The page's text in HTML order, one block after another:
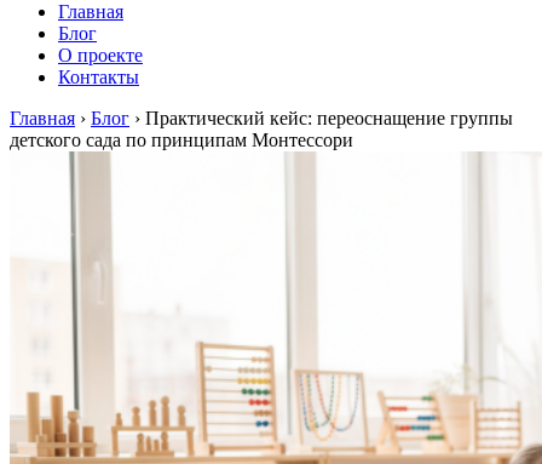
Главная
Блог
О проекте
Контакты
Главная › Блог › Практический кейс: переоснащение группы
детского сада по принципам Монтессори